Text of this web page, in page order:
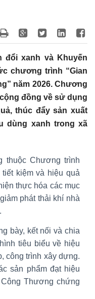
đổi xanh và Khuyến
chương trình “Gian
năm 2026. Chương
đồng về sử dụng
thúc đẩy sản xuất
dùng xanh trong xã
thuộc Chương trình
kiệm và hiệu quả
thực hóa các mục
phát thải khí nhà
bày, kết nối và chia
tiêu biểu về hiệu
công trình xây dựng.
sản phẩm đạt hiệu
Thương chứng